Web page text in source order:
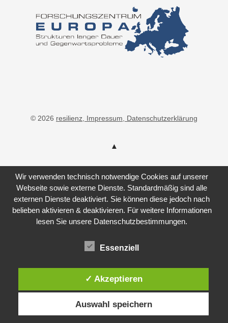
© 2026 resilienz , Impressum , Datenschutzerklärung
Wir verwenden technisch notwendige Cookies auf unserer
Webseite sowie externe Dienste. Standardmäßig sind alle
externen Dienste deaktiviert. Sie können diese jedoch nach
belieben aktivieren & deaktivieren. Für weitere Informationen
lesen Sie unsere Datenschutzbestimmungen.
Essenziell
✓ Akzeptieren
Auswahl speichern